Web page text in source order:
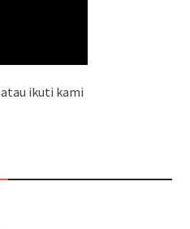
atau ikuti kami